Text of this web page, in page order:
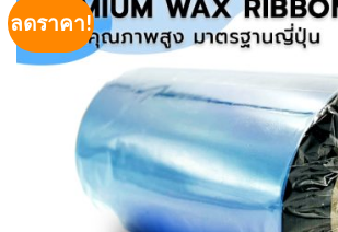
ลดราคา!